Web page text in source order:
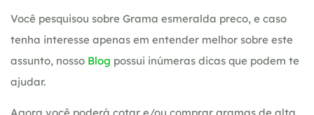
Você pesquisou sobre Grama esmeralda preco, e caso
tenha interesse apenas em entender melhor sobre este
assunto, nosso Blog possui inúmeras dicas que podem te
ajudar.